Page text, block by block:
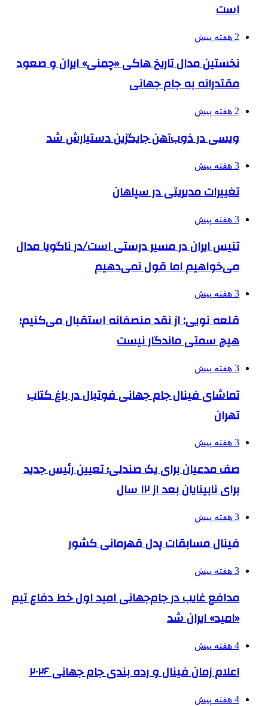
است
2 هفته پیش
نخستین مدال تاریخ هاکی «چمنی» ایران و صعود
مقتدرانه به جام جهانی
2 هفته پیش
ویسی در ذوب‌آهن جایگزین دستیارش شد
3 هفته پیش
تغییرات مدیریتی در سپاهان
3 هفته پیش
تنیس ایران در مسیر درستی است/در ناگویا مدال
می‌خواهیم اما قول نمی‌دهیم
3 هفته پیش
قلعه نویی: از نقد منصفانه استقبال می‌کنیم؛
هیچ سمتی ماندگار نیست
3 هفته پیش
تماشای فینال جام جهانی فوتبال در باغ کتاب
تهران
3 هفته پیش
صف مدعیان برای یک صندلی؛ تعیین رئیس جدید
برای نابینایان بعد از ۱۲ سال
3 هفته پیش
فینال مسابقات پدل قهرمانی کشور
3 هفته پیش
مدافع غایب در جام‌جهانی امید اول خط دفاع تیم
«امید» ایران شد
4 هفته پیش
اعلام زمان فینال و رده بندی جام جهانی ۲۰۲۶
4 هفته پیش